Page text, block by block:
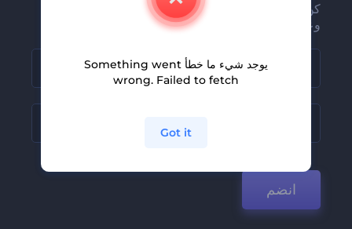
كن من بين أوائل من يستلمون أحدث أخبارنا
وعروضنا
انضم
يوجد شيء ما خطأ Something went
wrong. Failed to fetch
Got it